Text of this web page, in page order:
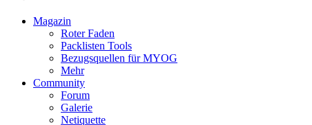
Magazin
Roter Faden
Packlisten Tools
Bezugsquellen für MYOG
Mehr
Community
Forum
Galerie
Netiquette